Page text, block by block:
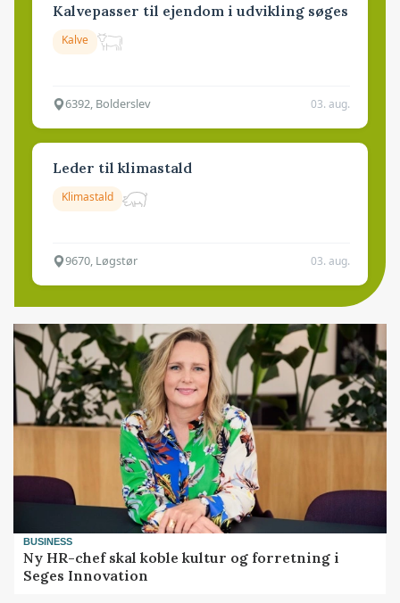
Kalvepasser til ejendom i udvikling søges
Kalve
6392, Bolderslev 03. aug.
Leder til klimastald
Klimastald
9670, Løgstør 03. aug.
BUSINESS
Ny HR-chef skal koble kultur og forretning i
Seges Innovation